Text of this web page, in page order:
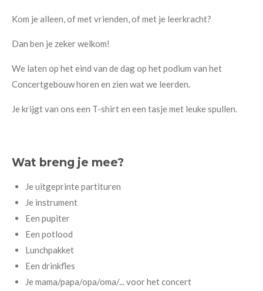
Kom je alleen, of met vrienden, of met je leerkracht?
Dan ben je zeker welkom!
We laten op het eind van de dag op het podium van het
Concertgebouw horen en zien wat we leerden.
Je krijgt van ons een T-shirt en een tasje met leuke spullen.
Wat breng je mee?
Je uitgeprinte partituren
Je instrument
Een pupiter
Een potlood
Lunchpakket
Een drinkfles
Je mama/papa/opa/oma/... voor het concert